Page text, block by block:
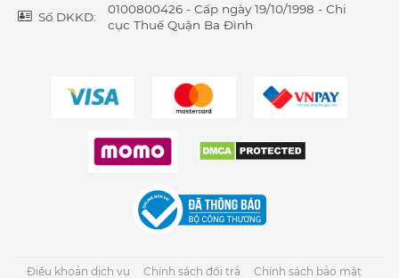
Số DKKD:
0100800426 - Cấp ngày 19/10/1998 - Chi
cục Thuế Quận Ba Đình
Điều khoản dịch vụ Chính sách đổi trả Chính sách bảo mật